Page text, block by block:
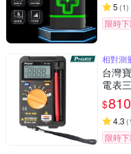
5 (1)
限時
相對測
台灣
電表
公司
電壓
$810
4.3 (1
限時